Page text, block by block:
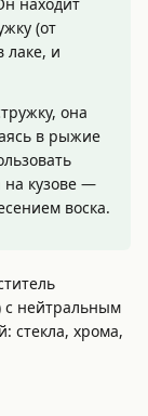
(от
лаке, и
она
в рыжие
на кузове —
воска.
с нейтральным
стекла, хрома,